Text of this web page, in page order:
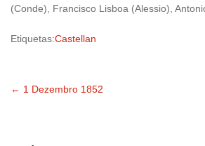
(Conde), Francisco Lisboa (Alessio),
Etiquetas:Castellan
← 1 Dezembro 1852